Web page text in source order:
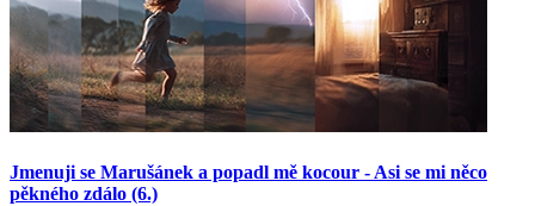
Jmenuji se Marušánek a popadl mě kocour - Asi se mi něco
pěkného zdálo (6.)